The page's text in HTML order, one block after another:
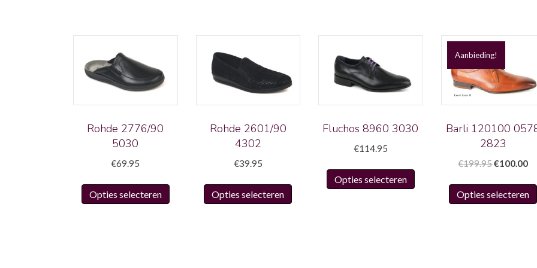
Rohde 2776/90
5030
€69.95
Opties selecteren
Dit
Rohde 2601/90
4302
€39.95
Opties selecteren
Dit
Fluchos 8960 3030
€114.95
Opties selecteren
Dit
product
Aanbieding!
Barli 120100
2823
€199.95
was:
€199.95.
€100.00
is:
Opties selecteren